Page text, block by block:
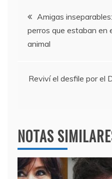
b
o
o
a
m
Navegación
de
Amigas
perros que estaban en
animal
Reviví el desfile por el
NOTAS